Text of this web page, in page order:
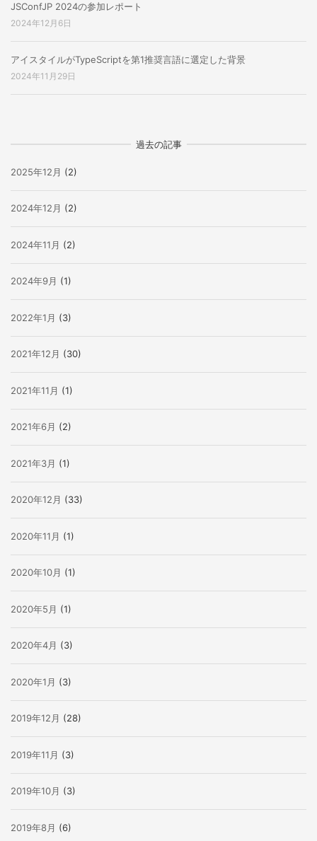
JSConfJP 2024の参加レポート
2024年12月6日
アイスタイルがTypeScriptを第1推奨言語に選定した背景
2024年11月29日
過去の記事
2025年12月 (2)
2024年12月 (2)
2024年11月 (2)
2024年9月 (1)
2022年1月 (3)
2021年12月 (30)
2021年11月 (1)
2021年6月 (2)
2021年3月 (1)
2020年12月 (33)
2020年11月 (1)
2020年10月 (1)
2020年5月 (1)
2020年4月 (3)
2020年1月 (3)
2019年12月 (28)
2019年11月 (3)
2019年10月 (3)
2019年8月 (6)